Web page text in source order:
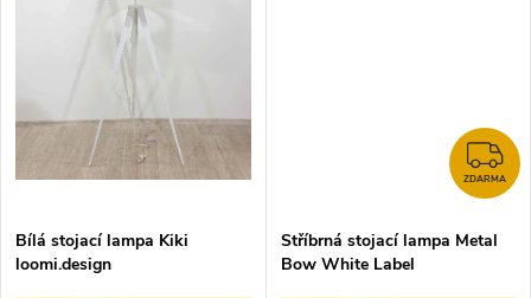
Bílá stojací lampa Kiki
loomi.design
ZDARMA
Stříbrná stojací lampa Metal
Bow White Label